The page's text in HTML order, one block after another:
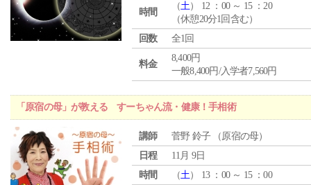
時間
（土） 12 ：00 ～ 15 ：20
（休憩20分1回含む）
回数
全1回
料金
8,400円
一般8,400円/入学者7,560円
「原宿の母」が教える すーちゃん流・健康！手相術
講師
菅野 鈴子 （原宿の母）
日程
11月 9日
時間
（土） 13 ：00 ～ 15 ：00